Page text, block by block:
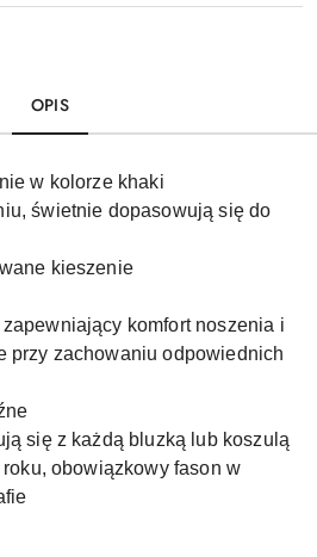
OPIS
w kolorze khaki
świetnie dopasowują się do
kieszenie
komfort noszenia i
przy zachowaniu odpowiednich
się z każdą bluzką lub koszulą
obowiązkowy fason w